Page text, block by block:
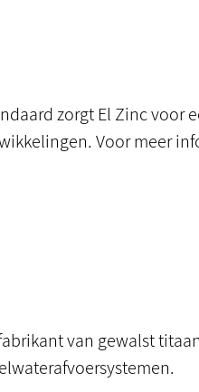
zorgt El Zinc
Voor meer
van gewalst